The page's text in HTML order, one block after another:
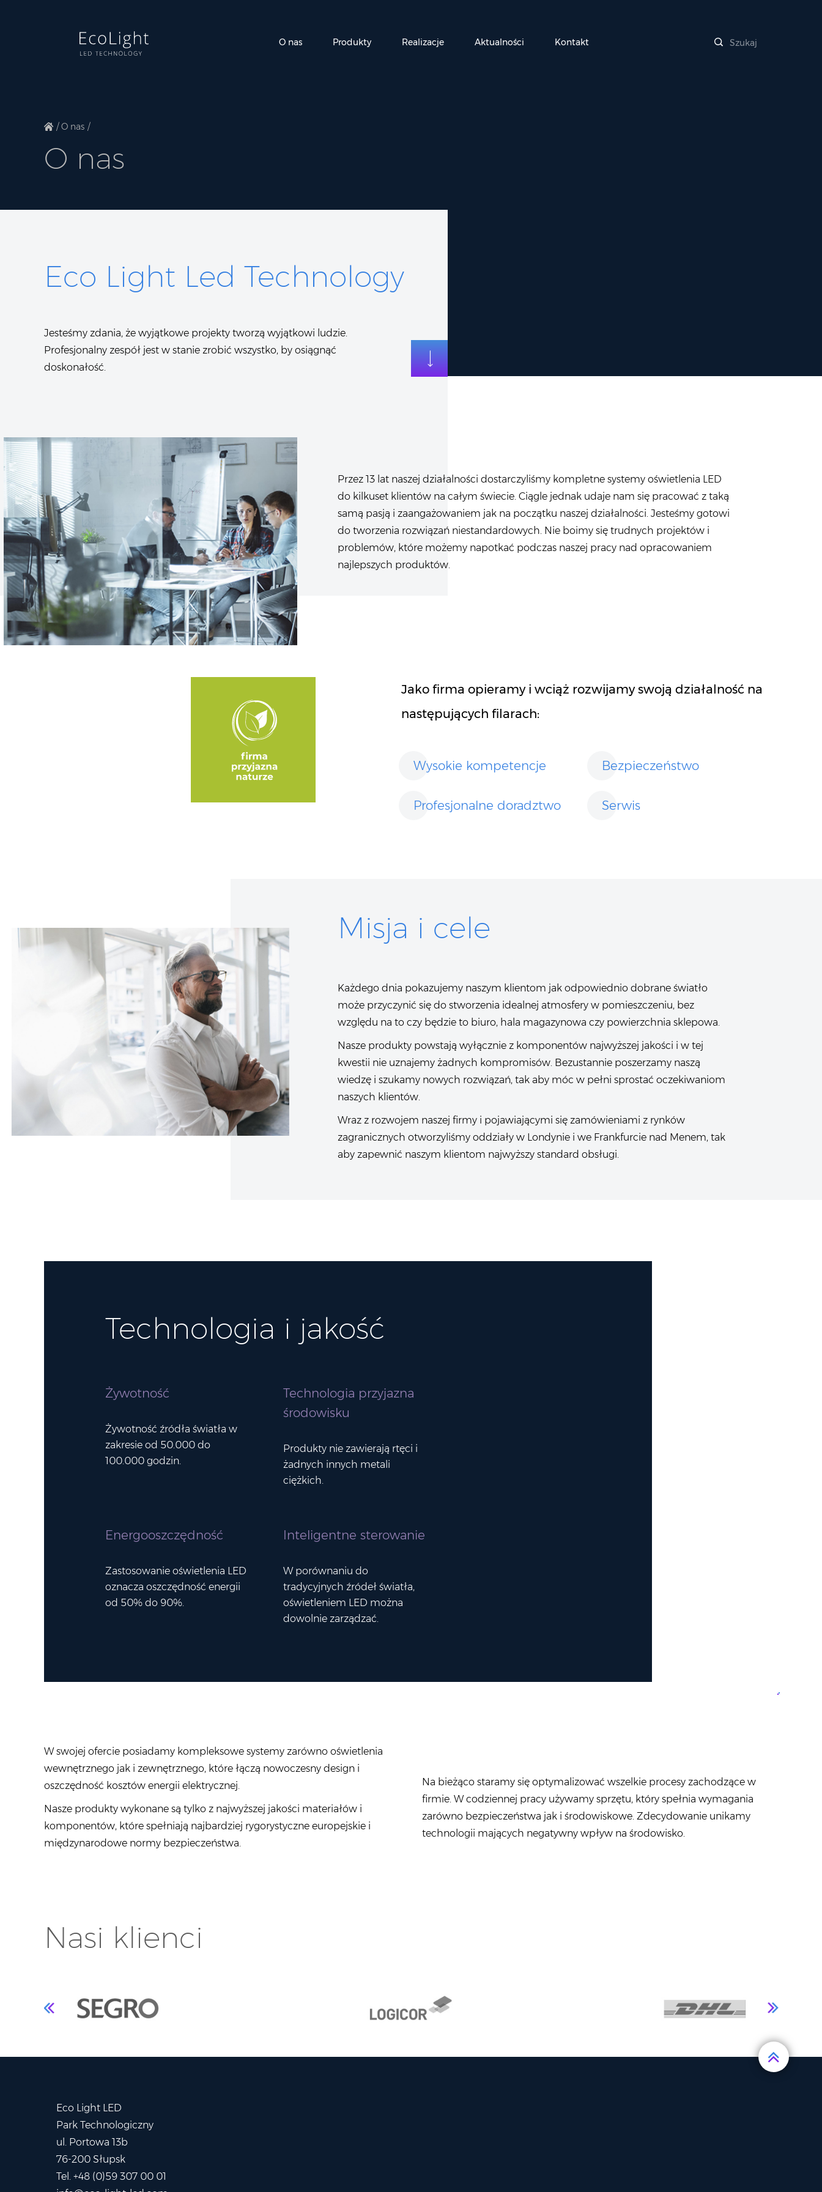
O nas Produkty Realizacje Aktualności Kontakt Szukaj
O nas
O nas
Eco Light Led Technology
Jesteśmy zdania, że wyjątkowe projekty tworzą wyjątkowi ludzie.
Profesjonalny zespół jest w stanie zrobić wszystko, by osiągnąć
doskonałość.
Przez 13 lat naszej działalności dostarczyliśmy kompletne systemy oświetlenia LED
do kilkuset klientów na całym świecie. Ciągle jednak udaje nam się pracować z taką
samą pasją i zaangażowaniem jak na początku naszej działalności. Jesteśmy gotowi
do tworzenia rozwiązań niestandardowych. Nie boimy się trudnych projektów i
problemów, które możemy napotkać podczas naszej pracy nad opracowaniem
najlepszych produktów.
Jako firma opieramy i wciąż rozwijamy swoją działalność na
następujących filarach:
Wysokie kompetencje Bezpieczeństwo
Profesjonalne doradztwo Serwis
Misja i cele
Każdego dnia pokazujemy naszym klientom jak odpowiednio dobrane światło
może przyczynić się do stworzenia idealnej atmosfery w pomieszczeniu, bez
względu na to czy będzie to biuro, hala magazynowa czy powierzchnia sklepowa.
Nasze produkty powstają wyłącznie z komponentów najwyższej jakości i w tej
kwestii nie uznajemy żadnych kompromisów. Bezustannie poszerzamy naszą
wiedzę i szukamy nowych rozwiązań, tak aby móc w pełni sprostać oczekiwaniom
naszych klientów.
Wraz z rozwojem naszej firmy i pojawiającymi się zamówieniami z rynków
zagranicznych otworzyliśmy oddziały w Londynie i we Frankfurcie nad Menem, tak
aby zapewnić naszym klientom najwyższy standard obsługi.
Technologia i jakość
Żywotność
Żywotność źródła światła w
zakresie od 50.000 do
100.000 godzin.
Technologia przyjazna
środowisku
Produkty nie zawierają rtęci i
żadnych innych metali
ciężkich.
Energooszczędność
Zastosowanie oświetlenia LED
oznacza oszczędność energii
od 50% do 90%.
Inteligentne sterowanie
W porównaniu do
tradycyjnych źródeł światła,
oświetleniem LED można
dowolnie zarządzać.
W swojej ofercie posiadamy kompleksowe systemy zarówno oświetlenia
wewnętrznego jak i zewnętrznego, które łączą nowoczesny design i
oszczędność kosztów energii elektrycznej.
Nasze produkty wykonane są tylko z najwyższej jakości materiałów i
komponentów, które spełniają najbardziej rygorystyczne europejskie i
międzynarodowe normy bezpieczeństwa.
Na bieżąco staramy się optymalizować wszelkie procesy zachodzące w
firmie. W codziennej pracy używamy sprzętu, który spełnia wymagania
zarówno bezpieczeństwa jak i środowiskowe. Zdecydowanie unikamy
technologii mających negatywny wpływ na środowisko.
Nasi klienci
Eco Light LED
Park Technologiczny
ul. Portowa 13b
76-200 Słupsk
Tel. +48 (0)59 307 00 01